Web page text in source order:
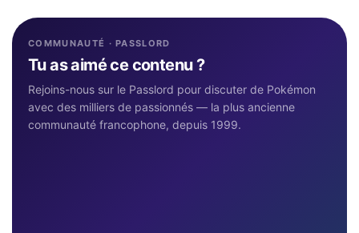
COMMUNAUTÉ · PASSLORD
Tu as aimé ce contenu ?
Rejoins-nous sur le Passlord pour discuter de Pokémon
avec des milliers de passionnés — la plus ancienne
communauté francophone, depuis 1999.